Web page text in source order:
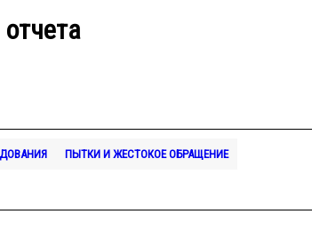
ПЫТКИ И ЖЕСТОКОЕ ОБРАЩЕНИЕ